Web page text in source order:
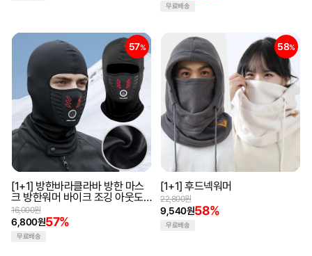
무료배송
57%
[1+1] 방한바라클라바 방한 마스
크 방한워머 바이크 조깅 아웃도
어 겨울마스크 귀마개 넥워머
6,800원57%
16,000원
무료배송
58%
[1+1] 후드넥워머
9,540원58%
22,800원
무료배송